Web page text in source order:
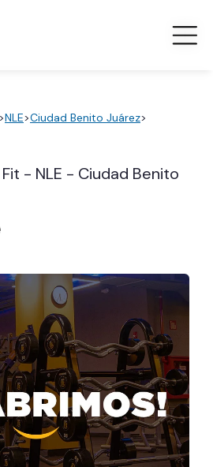
>NLE>Ciudad Benito Juárez>
- NLE - Ciudad Benito